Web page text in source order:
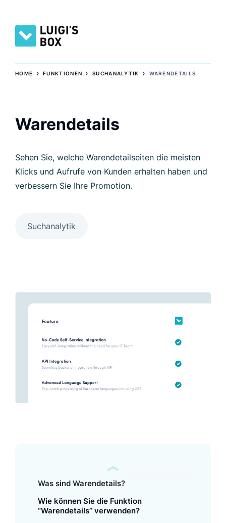
HOME ›FUNKTIONEN ›SUCHANALYTIK › WARENDETAILS
Warendetails
Sehen Sie, welche Warendetailseiten die meisten
Klicks und Aufrufe von Kunden erhalten haben und
verbessern Sie Ihre Promotion.
Suchanalytik
Was sind Warendetails?
Wie können Sie die Funktion
“Warendetails” verwenden?